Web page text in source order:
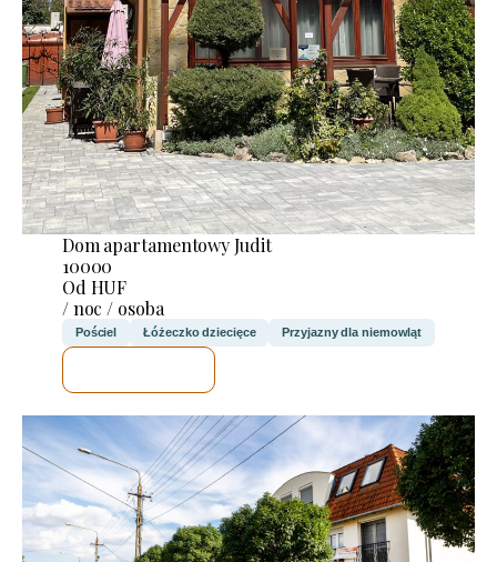
Dom apartamentowy Judit
10000
Od HUF
/ noc / osoba
Pościel Łóżeczko dziecięce Przyjazny dla niemowląt